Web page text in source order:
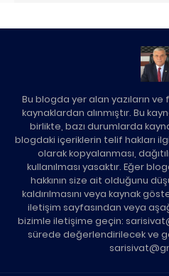
Bu blogda yer alan yazıların ve
kaynaklardan alınmıştır. Bu
birlikte, bazı durumlarda
blogdaki içeriklerin telif hakları
olarak kopyalanması,
kullanılması yasaktır. Eğer
hakkının size ait olduğunu
kaldırılmasını veya kaynak
iletişim sayfasından veya
bizimle iletişime geçin:
sürede değerlendirilecek ve